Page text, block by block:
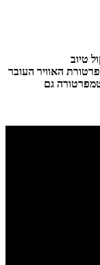
טיוב
האוויר העובר
גם